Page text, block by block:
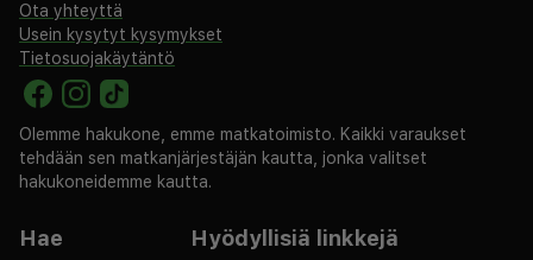
Ota yhteyttä
Usein kysytyt kysymykset
Tietosuojakäytäntö
Olemme hakukone, emme matkatoimisto. Kaikki varaukset
tehdään sen matkanjärjestäjän kautta, jonka valitset
hakukoneidemme kautta.
Hae Hyödyllisiä linkkejä